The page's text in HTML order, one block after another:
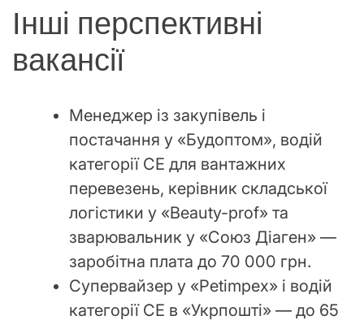
Інші перспективні
вакансії
Менеджер із закупівель і
постачання у «Будоптом», водій
категорії СЕ для вантажних
перевезень, керівник складської
логістики у «Beauty-prof» та
зварювальник у «Союз Діаген» —
заробітна плата до 70 000 грн.
Супервайзер у «Petimpex» і водій
категорії СЕ в «Укрпошті» — до 65